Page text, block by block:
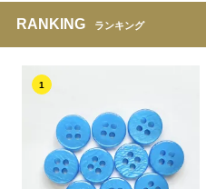
RANKING ランキング
1